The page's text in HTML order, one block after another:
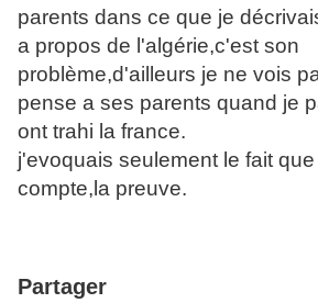
parents dans ce que je
a propos de l'algérie,c'est son
problème,d'ailleurs je ne vois
pense a ses parents quand je
ont trahi la france.
j'evoquais seulement le fait
compte,la preuve.
Partager